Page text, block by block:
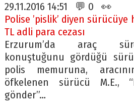
29.11.2016 14:51 💬 0 👀
Polise ’pislik’ diyen
TL adli para cezası
Erzurum’da araç
konuştuğunu gördüğü
polis memuruna,
öfkelenen sürücü M.E.,
gönder”…